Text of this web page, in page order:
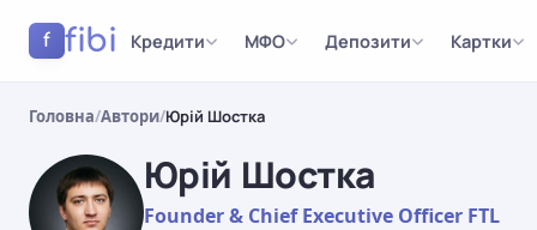
f fibi Кредити МФО Депозити Картки
Головна/Автори/Юрій Шостка
Юрій Шостка
Founder & Chief Executive Officer FTL